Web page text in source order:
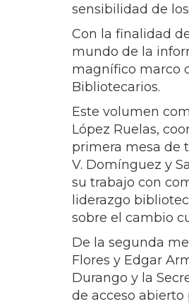
sensibilidad de
Con la finalidad
mundo de la
magnífico marco
Bibliotecarios.
Este volumen
López Ruelas,
primera mesa de
V. Domínguez y
su trabajo con
liderazgo
sobre el cambio
De la segunda
Flores y Edgar
Durango y la
de acceso